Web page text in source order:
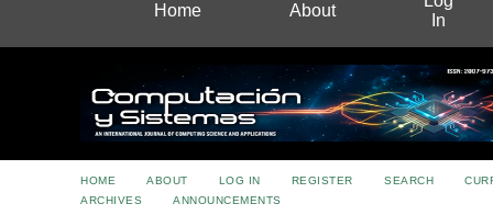
Home About
In
HOME ABOUT LOG IN REGISTER SEARCH
ARCHIVES
ANNOUNCEMENTS